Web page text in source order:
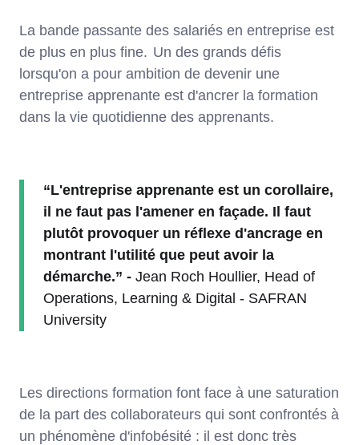
La bande passante des salariés en entreprise est
de plus en plus fine. Un des grands défis
lorsqu'on a pour ambition de devenir une
entreprise apprenante est d'ancrer la formation
dans la vie quotidienne des apprenants.
“L'entreprise apprenante est un corollaire,
il ne faut pas l'amener en façade. Il faut
plutôt provoquer un réflexe d'ancrage en
montrant l'utilité que peut avoir la
démarche.” - Jean Roch Houllier, Head of
Operations, Learning & Digital - SAFRAN
University
Les directions formation font face à une saturation
de la part des collaborateurs qui sont confrontés à
un phénomène d'infobésité : il est donc très